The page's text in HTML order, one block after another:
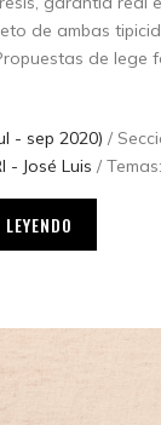
de ambas
de
- sep 2020) /
- José Luis / Temas: